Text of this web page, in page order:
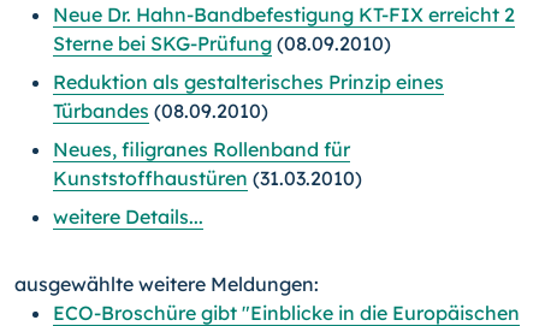
Neue Dr. Hahn-Bandbefestigung KT-FIX erreicht 2
Sterne bei SKG-Prüfung (08.09.2010)
Reduktion als gestalterisches Prinzip eines
Türbandes (08.09.2010)
Neues, filigranes Rollenband für
Kunststoffhaustüren (31.03.2010)
weitere Details...
ausgewählte weitere Meldungen:
ECO-Broschüre gibt "Einblicke in die Europäischen